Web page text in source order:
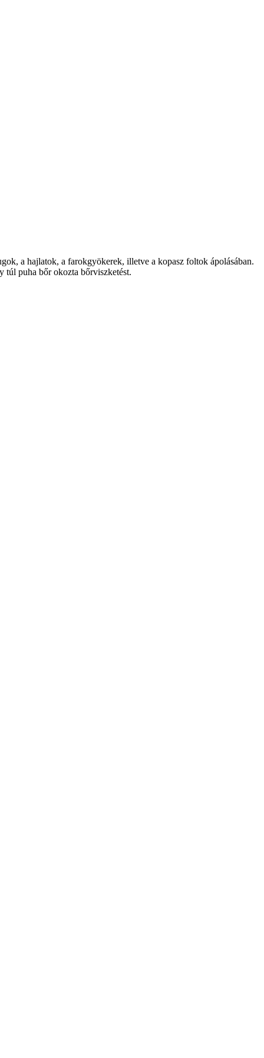
a hajlatok, a farokgyökerek, illetve a kopasz foltok ápolásában.
túl puha bőr okozta bőrviszketést.